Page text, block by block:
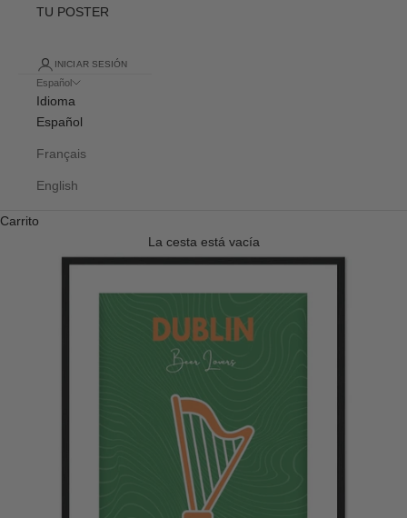
TU POSTER
INICIAR SESIÓN
Español
Idioma
Español
Français
English
Carrito
La cesta está vacía